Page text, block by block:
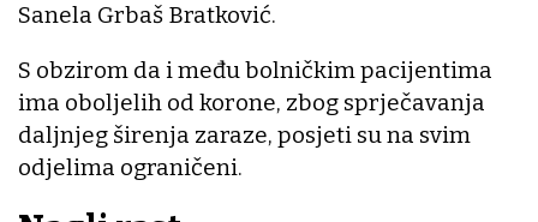
Sanela Grbaš Bratković.
S obzirom da i među bolničkim pacijentima
ima oboljelih od korone, zbog sprječavanja
daljnjeg širenja zaraze, posjeti su na svim
odjelima ograničeni.